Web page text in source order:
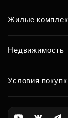
Жилые
Недвижимость
Условия